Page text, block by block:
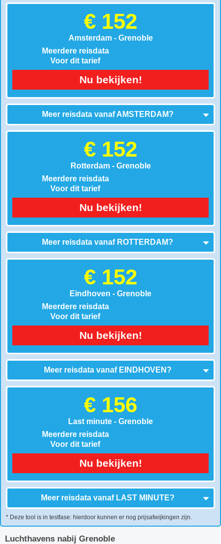
€ 152
Amsterdam - Grenoble
Meerdere reisdata
Voor dit tarief
Nu bekijken!
Meer reisdata vanafAMSTERDAM?
€ 152
Rotterdam - Grenoble
Meerdere reisdata
Voor dit tarief
Nu bekijken!
Meer reisdata vanaf ROTTERDAM?
€ 152
Eindhoven - Grenoble
Meerdere reisdata
Voor dit tarief
Nu bekijken!
Meer reisdata vanaf EINDHOVEN ?
€ 156
Last minute - Grenoble
Meerdere reisdata
Voor dit tarief
Nu bekijken!
Meer reisdata vanaf LAST MINUTE?
* Deze tool is in testfase: hierdoor kunnen er nog prijsafwijkingen zijn.
Luchthavens nabij Grenoble